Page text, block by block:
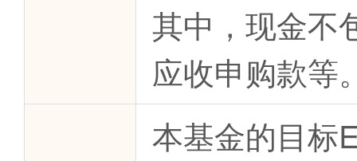
其中，现金不
应收申购款等
本基金的目标